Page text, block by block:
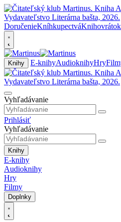
DoručenieKníhkupectváKnihovrátok
Knihy E-knihyAudioknihyHry
Vyhľadávanie
Prihlásiť
Vyhľadávanie
Knihy
E-knihy
Audioknihy
Hry
Filmy
Doplnky